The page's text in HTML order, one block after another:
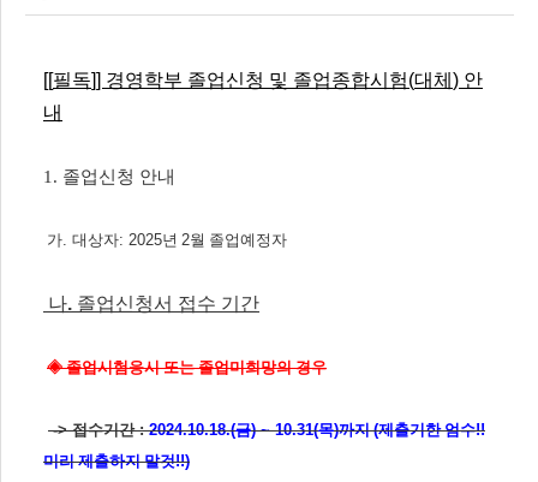
[[필독]] 경영학부 졸업신청 및 졸업종합시험(대체 ) 안
내
1. 졸업신청 안내
가. 대상자: 2025년 2월 졸업예정자
나. 졸업신청서 접수 기간
◈졸업시험응시 또는 졸업미희망의 경우
-> 접수기간 :2024.10.18.(금) ~ 10.31(목)까지(제출기한 엄수!!
미리 제출하지 말것!!)